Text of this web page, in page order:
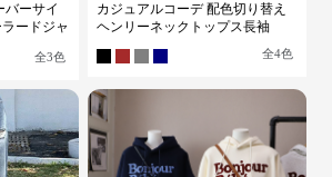
バーサイ
ードジャ
全3色
カジュアルコーデ 配色切り替え
ヘンリーネックトップス長袖
全4色